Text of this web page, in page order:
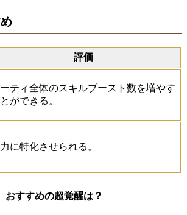
評価
ティ全体のスキルブースト数を増やす
ができる。
に特化させられる。
おすすめの超覚醒は？